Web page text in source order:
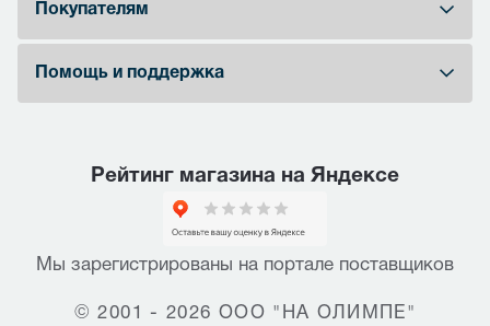
Покупателям
Помощь и поддержка
Рейтинг магазина на Яндексе
Мы зарегистрированы на портале поставщиков
© 2001 - 2026 ООО "НА ОЛИМПЕ"